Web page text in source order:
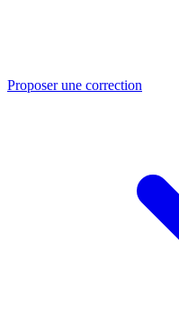
Proposer une correction